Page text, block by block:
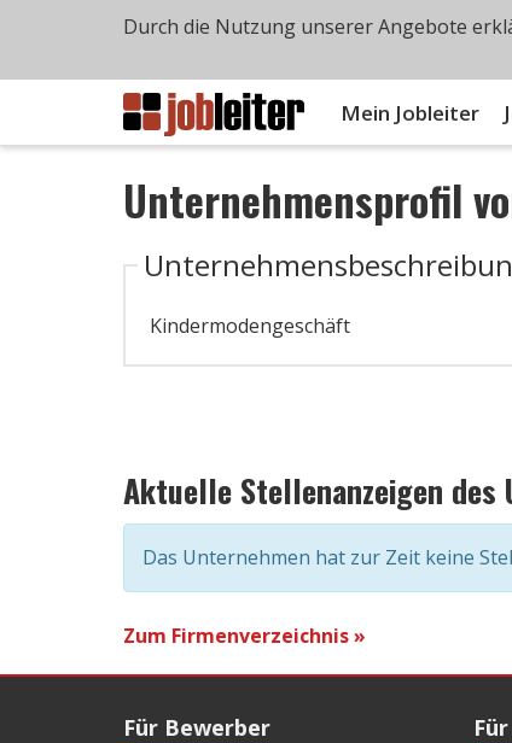
Mein Jobleiter
Unternehmensprofil
Kindermodengeschäft
Aktuelle Stellenanzeigen des
Das Unternehmen hat zur Zeit keine
Zum Firmenverzeichnis »
Für Bewerber
Durch die Nutzung unserer Angebote